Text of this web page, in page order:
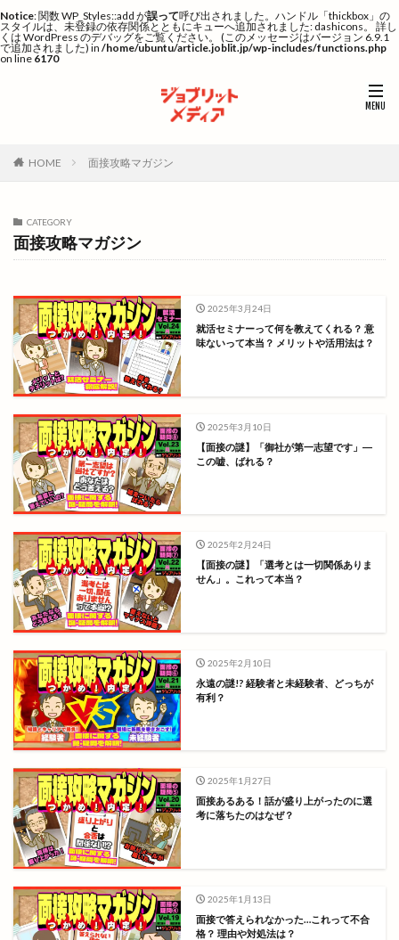
Notice: 関数 WP_Styles::add が誤って呼び出されました。ハンドル「thickbox」の
スタイルは、未登録の依存関係とともにキューへ追加されました: dashicons。 詳し
くは WordPress のデバッグをご覧ください。 (このメッセージはバージョン 6.9.1
で追加されました) in /home/ubuntu/article.joblit.jp/wp-includes/functions.php
on line 6170
HOME 面接攻略マガジン
CATEGORY
面接攻略マガジン
2025年3月24日
就活セミナーって何を教えてくれる？ 意
味ないって本当？ メリットや活用法は？
2025年3月10日
【面接の謎】「御社が第一志望です」―
この嘘、ばれる？
2025年2月24日
【面接の謎】「選考とは一切関係ありま
せん」。これって本当？
2025年2月10日
永遠の謎!? 経験者と未経験者、どっちが
有利？
2025年1月27日
面接あるある！話が盛り上がったのに選
考に落ちたのはなぜ？
2025年1月13日
面接で答えられなかった…これって不合
格？ 理由や対処法は？